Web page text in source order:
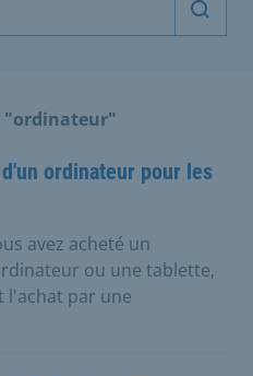
"ordinateur"
ordinateur pour les
avez acheté un
ou une tablette,
l'achat par une